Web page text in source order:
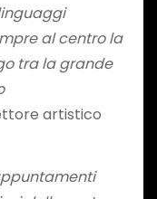
al centro la
tra la grande
artistico